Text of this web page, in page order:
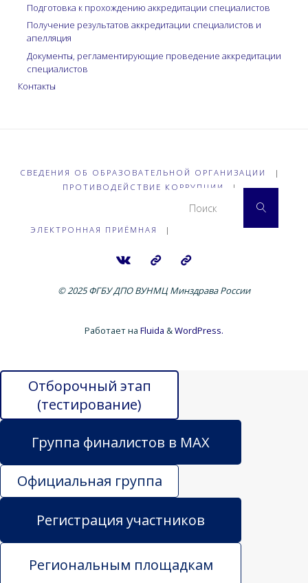
Подготовка к прохождению аккредитации специалистов
Получение результатов аккредитации специалистов и
апелляция
Документы, регламентирующие проведение аккредитации
специалистов
Контакты
СВЕДЕНИЯ ОБ ОБРАЗОВАТЕЛЬНОЙ ОРГАНИЗАЦИИ
|
ПРОТИВОДЕЙСТВИЕ КОРРУПЦИИ
|
ЭЛЕКТРОННАЯ ПРИЁМНАЯ |
Поиск
© 2025 ФГБУ ДПО ВУНМЦ Минздрава России
Работает на Fluida &WordPress.
Отборочный этап
(тестирование)
Группа финалистов в MAX
Официальная группа
Регистрация участников
Региональным площадкам